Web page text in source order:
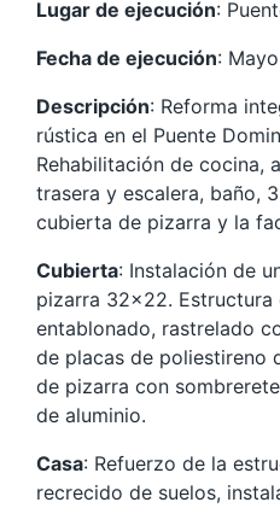
Lugar de ejecución:
Fecha de ejecución:
Descripción: Reforma
rústica en el Puente
Rehabilitación de cocina,
trasera y escalera, baño,
cubierta de pizarra y la
Cubierta: Instalación de
pizarra 32×22. Estructura
entablonado, rastrelado
de placas de poliestireno
de pizarra con
de aluminio.
Casa: Refuerzo de la
recrecido de suelos,